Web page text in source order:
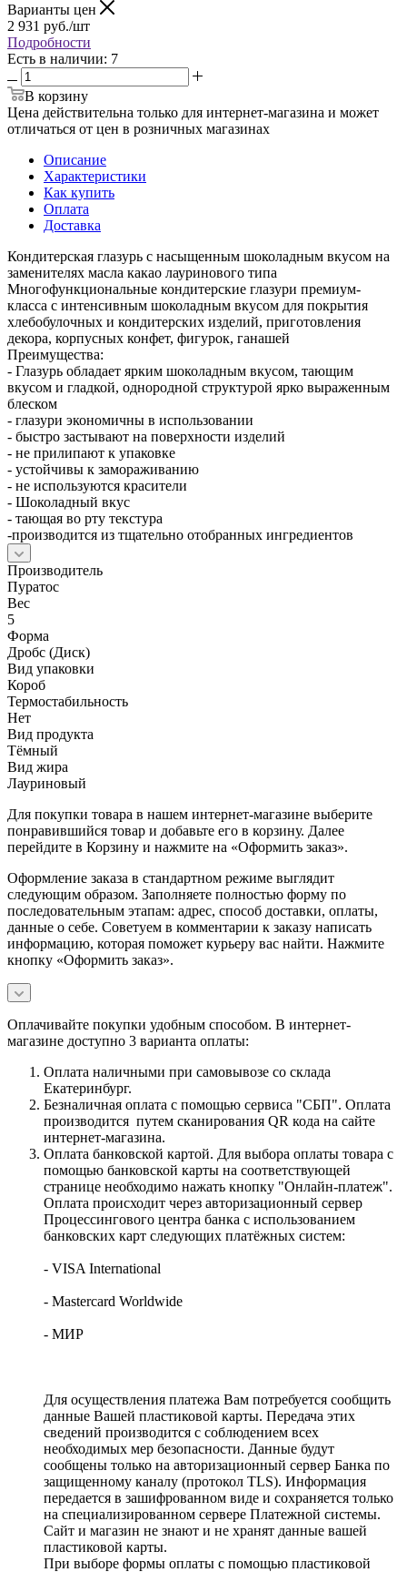
Варианты цен
2 931 руб./шт
Подробности
Есть в наличии: 7
В корзину
Цена действительна только для интернет-магазина и может
отличаться от цен в розничных магазинах
Описание
Характеристики
Как купить
Оплата
Доставка
Кондитерская глазурь с насыщенным шоколадным вкусом на
заменителях масла какао лауринового типа
Многофункциональные кондитерские глазури премиум-
класса с интенсивным шоколадным вкусом для покрытия
хлебобулочных и кондитерских изделий, приготовления
декора, корпусных конфет, фигурок, ганашей
Преимущества:
- Глазурь обладает ярким шоколадным вкусом, тающим
вкусом и гладкой, однородной структурой ярко выраженным
блеском
- глазури экономичны в использовании
- быстро застывают на поверхности изделий
- не прилипают к упаковке
- устойчивы к замораживанию
- не используются красители
- Шоколадный вкус
- тающая во рту текстура
-производится из тщательно отобранных ингредиентов
Производитель
Пуратос
Вес
5
Форма
Дробс (Диск)
Вид упаковки
Короб
Термостабильность
Нет
Вид продукта
Тёмный
Вид жира
Лауриновый
Для покупки товара в нашем интернет-магазине выберите
понравившийся товар и добавьте его в корзину. Далее
перейдите в Корзину и нажмите на «Оформить заказ».
Оформление заказа в стандартном режиме выглядит
следующим образом. Заполняете полностью форму по
последовательным этапам: адрес, способ доставки, оплаты,
данные о себе. Советуем в комментарии к заказу написать
информацию, которая поможет курьеру вас найти. Нажмите
кнопку «Оформить заказ».
Оплачивайте покупки удобным способом. В интернет-
магазине доступно 3 варианта оплаты:
Оплата наличными при самовывозе со склада
Екатеринбург.
Безналичная оплата с помощью сервиса "СБП". Оплата
производится путем сканирования QR кода на сайте
интернет-магазина.
Оплата банковской картой. Для выбора оплаты товара с
помощью банковской карты на соответствующей
странице необходимо нажать кнопку "Онлайн-платеж".
Оплата происходит через авторизационный сервер
Процессингового центра банка с использованием
банковских карт следующих платёжных систем:
- VISA International
- Mastercard Worldwide
- МИР
Для осуществления платежа Вам потребуется сообщить
данные Вашей пластиковой карты. Передача этих
сведений производится с соблюдением всех
необходимых мер безопасности. Данные будут
сообщены только на авторизационный сервер Банка по
защищенному каналу (протокол TLS). Информация
передается в зашифрованном виде и сохраняется только
на специализированном сервере Платежной системы.
Сайт и магазин не знают и не хранят данные вашей
пластиковой карты.
При выборе формы оплаты с помощью пластиковой